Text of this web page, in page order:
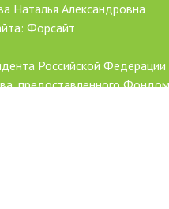
Наталья Александровна
Форсайт
Российской Федерации
предоставленного Фондом